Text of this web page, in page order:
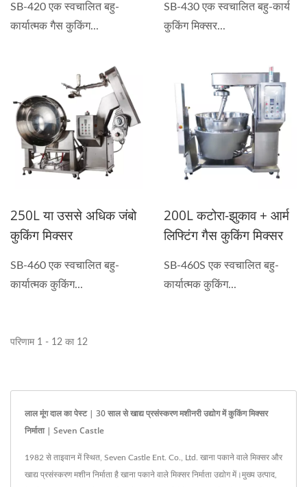
SB-420 एक स्वचालित बहु-
कार्यात्मक गैस कुकिंग...
SB-430 एक स्वचालित बहु-कार्य
कुकिंग मिक्सर...
250L या उससे अधिक जंबो
कुकिंग मिक्सर
SB-460 एक स्वचालित बहु-
कार्यात्मक कुकिंग...
200L कटोरा-झुकाव + आर्म
लिफ्टिंग गैस कुकिंग मिक्सर
SB-460S एक स्वचालित बहु-
कार्यात्मक कुकिंग...
परिणाम 1 - 12 का 12
लाल मूंग दाल का पेस्ट | 30 साल से खाद्य प्रसंस्करण मशीनरी उद्योग में कुकिंग मिक्सर
निर्माता | Seven Castle
1982 से ताइवान में स्थित, Seven Castle Ent. Co., Ltd. खाना पकाने वाले मिक्सर और
खाद्य प्रसंस्करण मशीन निर्माता है खाना पकाने वाले मिक्सर निर्माता उद्योग में।मुख्य उत्पाद,